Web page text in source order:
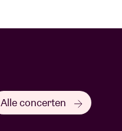
Alle concerten